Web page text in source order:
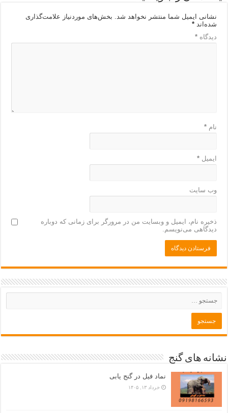
نشانی ایمیل شما منتشر نخواهد شد. بخش‌های موردنیاز علامت‌گذاری
شده‌اند*
دیدگاه*
نام*
ایمیل*
وب‌ سایت
ذخیره نام، ایمیل و وبسایت من در مرورگر برای زمانی که دوباره
دیدگاهی می‌نویسم.
نشانه های گنج
نماد فیل در گنج یابی
خرداد ۱۳, ۱۴۰۵